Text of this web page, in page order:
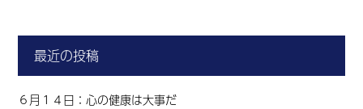
最近の投稿
６月１４日：心の健康は大事だ